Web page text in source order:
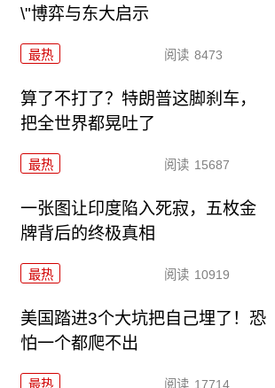
\"博弈与东大启示
最热 阅读 8473
算了不打了？特朗普这脚刹车，
把全世界都晃吐了
最热 阅读 15687
一张图让印度陷入死寂，五枚金
牌背后的终极真相
最热 阅读 10919
美国踏进3个大坑把自己埋了！恐
怕一个都爬不出
最热 阅读 17714